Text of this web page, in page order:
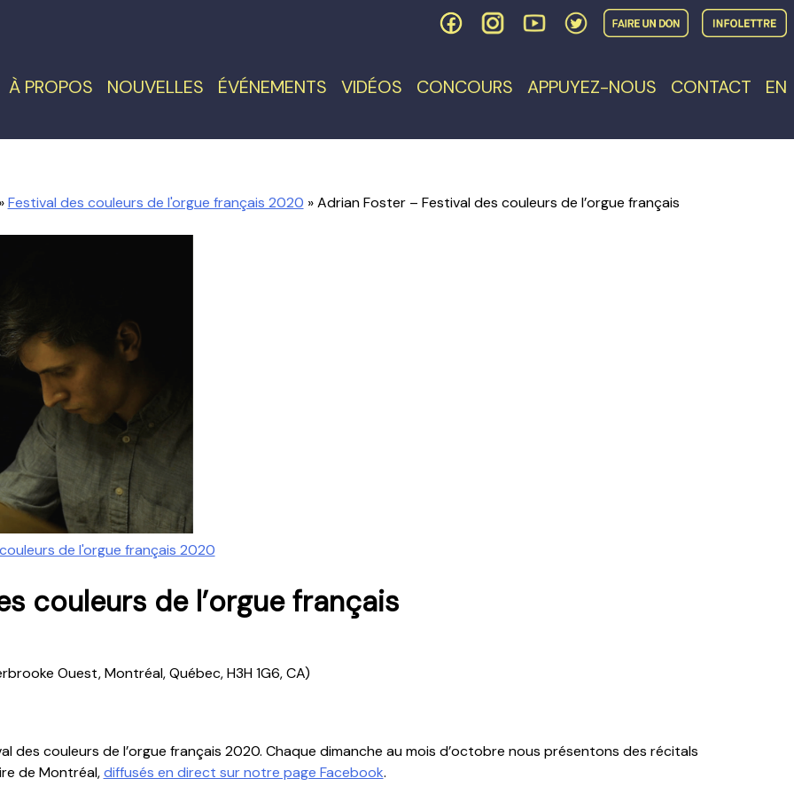
À PROPOS NOUVELLES ÉVÉNEMENTS VIDÉOS CONCOURS APPUYEZ-NOUS CONTACT EN
»Festival des couleurs de l'orgue français 2020 » Adrian Foster – Festival des couleurs de l’orgue français
de l'orgue français 2020
couleurs de l’orgue français
Ouest, Montréal, Québec, H3H 1G6, CA)
des couleurs de l’orgue français 2020. Chaque dimanche au mois d’octobre nous présentons des récitals
de Montréal,diffusés en direct sur notre page Facebook.